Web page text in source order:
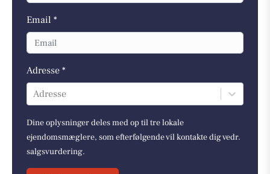
Email *
Adresse *
Adresse
Dine oplysninger deles med op til tre lokale
ejendomsmæglere, som efterfølgende vil kontakte dig vedr.
salgsvurdering.